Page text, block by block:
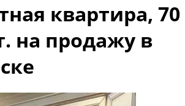
квартира, 70
на продажу в